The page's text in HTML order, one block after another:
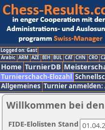
Logged on: Gast
Arabic ARM AZE BIH BUL CAT CHN CRO
Home TurnierDB
Turnierschach-Elozahl
Allgemeines Turnier anmelden:
Willkommen bei
FIDE-Elolisten Stand